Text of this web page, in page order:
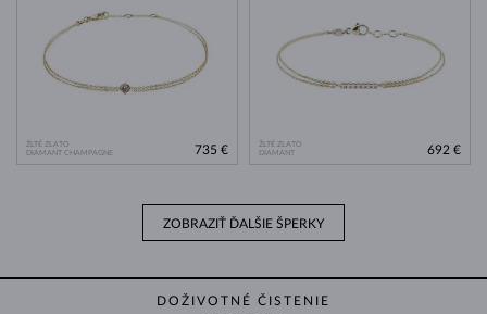
ŽLTÉ ZLATO
DIAMANT CHAMPAGNE
735 €
ŽLTÉ ZLATO
DIAMANT
692 €
ZOBRAZIŤ ĎALŠIE ŠPERKY
DOŽIVOTNÉ ČISTENIE